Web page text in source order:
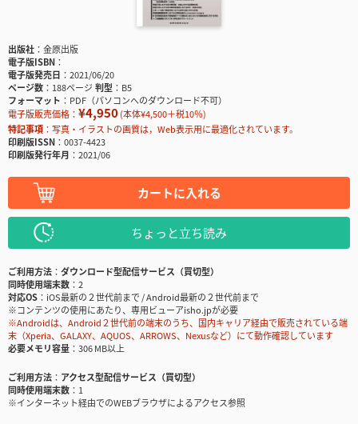
出版社
金原出版
電子版ISBN
電子版発売日
2021/06/20
ページ数
188ページ判型
B5
フォーマット
PDF（パソコンへのダウンロード不可）
電子版販売価格： ¥4,950(本体¥4,500＋税10％)
特記事項
写真・イラストの画質は，Web表示用に最適化されています。
印刷版ISSN
0037-4423
印刷版発行年月
2021/06
カートに入れる
ちょっと立ち読み
ご利用方法
ダウンロード型配信サービス（買切型）
同時使用端末数
2
対応OS
iOS最新の２世代前まで / Android最新の２世代前まで
※コンテンツの使用にあたり、専用ビューアisho.jpが必要
※Androidは、Android２世代前の端末のうち、国内キャリア経由で販売されている端
末（Xperia、GALAXY、AQUOS、ARROWS、Nexusなど）にて動作確認しています
必要メモリ容量
306 MB以上
ご利用方法
アクセス型配信サービス（買切型）
同時使用端末数
1
※インターネット経由でのWEBブラウザによるアクセス参照